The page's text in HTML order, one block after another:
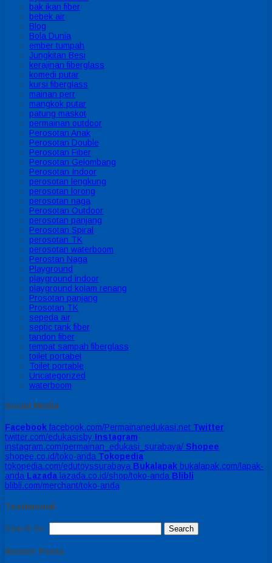
bak ikan fiber
bebek air
Blog
Bola Dunia
ember tumpah
Jungkitan Besi
kerajinan fiberglass
komedi putar
kursi fiberglass
mainan perr
mangkok putar
patung maskot
permainan outdoor
Perosotan Anak
Perosotan Double
Perosotan Fiber
Perosotan Gelombang
Perosotan Indoor
perosotan lengkung
perosotan lorong
perosotan naga
Perosotan Outdoor
perosotan panjang
Perosotan Spiral
perosotan TK
perosotan waterboom
Perostan Naga
Playground
playground indoor
playground kolam renang
Prosotan panjang
Prosotan TK
sepeda air
septic tank fiber
tandon fiber
tempat sampah fiberglass
toilet portabel
Toilet portable
Uncategorized
waterboom
Social Media
Facebook facebook.com/Permainanedukasi.net Twitter
twitter.com/edukasisby Instagram
instagram.com/permainan_edukasi_surabaya/ Shopee
shopee.co.id/toko-anda Tokopedia
tokopedia.com/edutoyssurabaya Bukalapak bukalapak.com/lapak-
anda Lazada lazada.co.id/shop/toko-anda Blibli
blibli.com/merchant/toko-anda
Testimonial
Search for:
Recent Posts